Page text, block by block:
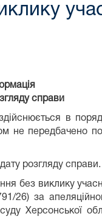
справи
в
не передбачено
розгляду справи.
без виклику
за
Херсонської